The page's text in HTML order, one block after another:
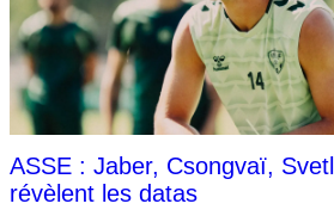
ASSE : Jaber, Csongvaï,
révèlent les datas